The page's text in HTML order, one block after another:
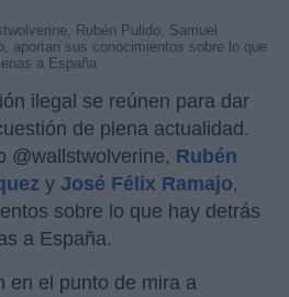
Rubén Pulido, Samuel
aportan sus conocimientos sobre lo que
a España
ilegal se reúnen para dar
de plena actualidad.
@wallstwolverine, Rubén
y José Félix Ramajo,
sobre lo que hay detrás
a España.
en el punto de mira a